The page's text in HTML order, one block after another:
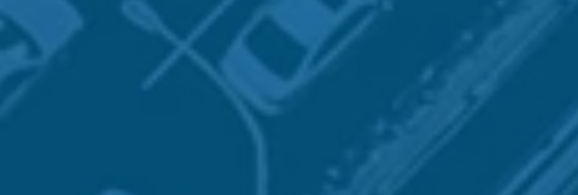
est une société de conseil
basée à
recherche d'informations en source